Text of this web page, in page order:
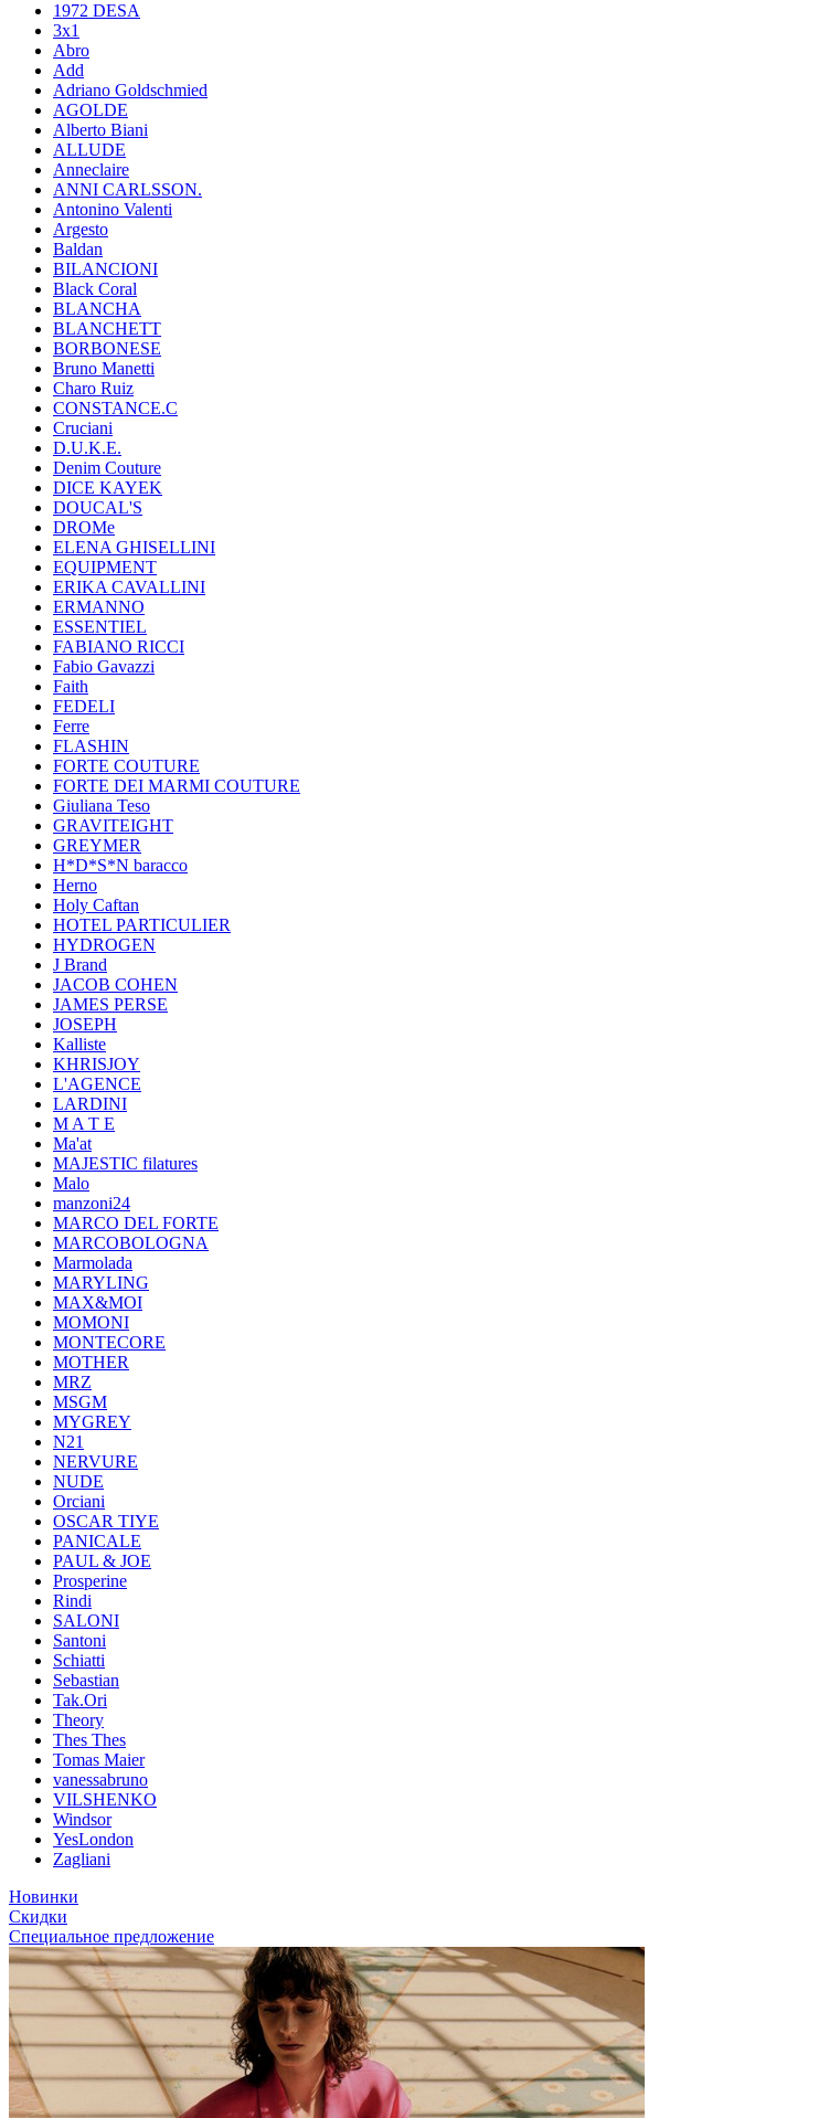
1972 DESA
3x1
Abro
Add
Adriano Goldschmied
AGOLDE
Alberto Biani
ALLUDE
Anneclaire
ANNI CARLSSON.
Antonino Valenti
Argesto
Baldan
BILANCIONI
Black Coral
BLANCHA
BLANCHETT
BORBONESE
Bruno Manetti
Charo Ruiz
CONSTANCE.C
Cruciani
D.U.K.E.
Denim Couture
DICE KAYEK
DOUCAL'S
DROMe
ELENA GHISELLINI
EQUIPMENT
ERIKA CAVALLINI
ERMANNO
ESSENTIEL
FABIANO RICCI
Fabio Gavazzi
Faith
FEDELI
Ferre
FLASHIN
FORTE COUTURE
FORTE DEI MARMI COUTURE
Giuliana Teso
GRAVITEIGHT
GREYMER
H*D*S*N baracco
Herno
Holy Caftan
HOTEL PARTICULIER
HYDROGEN
J Brand
JACOB COHEN
JAMES PERSE
JOSEPH
Kalliste
KHRISJOY
L'AGENCE
LARDINI
M A T E
Ma'at
MAJESTIC filatures
Malo
manzoni24
MARCO DEL FORTE
MARCOBOLOGNA
Marmolada
MARYLING
MAX&MOI
MOMONI
MONTECORE
MOTHER
MRZ
MSGM
MYGREY
N21
NERVURE
NUDE
Orciani
OSCAR TIYE
PANICALE
PAUL & JOE
Prosperine
Rindi
SALONI
Santoni
Schiatti
Sebastian
Tak.Ori
Theory
Thes Thes
Tomas Maier
vanessabruno
VILSHENKO
Windsor
YesLondon
Zagliani
Новинки
Скидки
Специальное предложение